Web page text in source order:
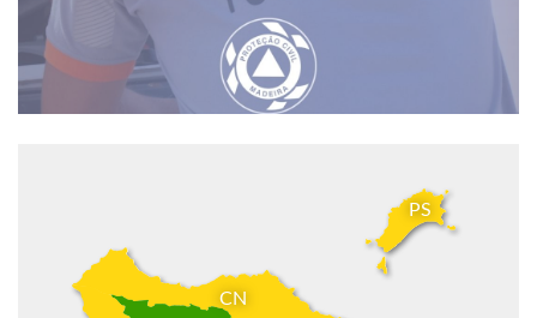
CN
PS